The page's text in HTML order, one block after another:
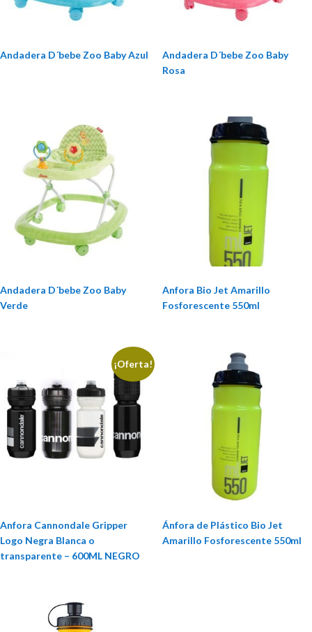
Andadera D´bebe Zoo Baby Azul
Andadera D´bebe Zoo Baby
Rosa
Andadera D´bebe Zoo Baby
Verde
Anfora Bio Jet Amarillo
Fosforescente 550ml
¡Oferta!
Anfora Cannondale Gripper
Logo Negra Blanca o
transparente – 600ML NEGRO
Ánfora de Plástico Bio Jet
Amarillo Fosforescente 550ml